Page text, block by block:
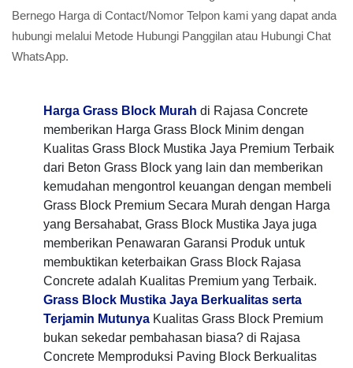
Bernego Harga di Contact/Nomor Telpon kami yang dapat anda
hubungi melalui Metode Hubungi Panggilan atau Hubungi Chat
WhatsApp.
Harga Grass Block Murah di Rajasa Concrete
memberikan Harga Grass Block Minim dengan
Kualitas Grass Block Mustika Jaya Premium Terbaik
dari Beton Grass Block yang lain dan memberikan
kemudahan mengontrol keuangan dengan membeli
Grass Block Premium Secara Murah dengan Harga
yang Bersahabat, Grass Block Mustika Jaya juga
memberikan Penawaran Garansi Produk untuk
membuktikan keterbaikan Grass Block Rajasa
Concrete adalah Kualitas Premium yang Terbaik.
Grass Block Mustika Jaya Berkualitas serta
Terjamin Mutunya Kualitas Grass Block Premium
bukan sekedar pembahasan biasa? di Rajasa
Concrete Memproduksi Paving Block Berkualitas